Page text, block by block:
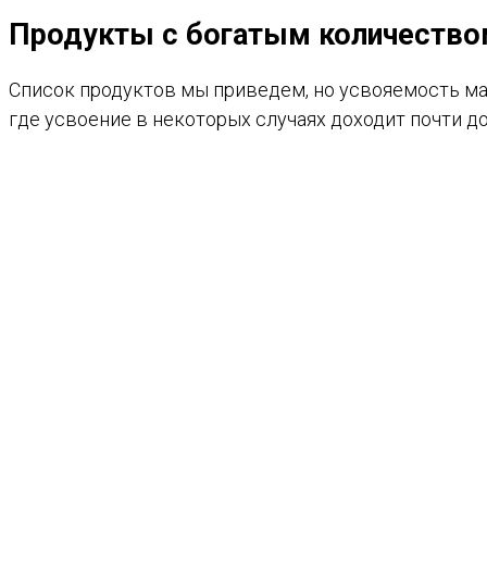
Продукты с богатым
Список продуктов мы приведем, но усвояемость
где усвоение в некоторых случаях доходит почти